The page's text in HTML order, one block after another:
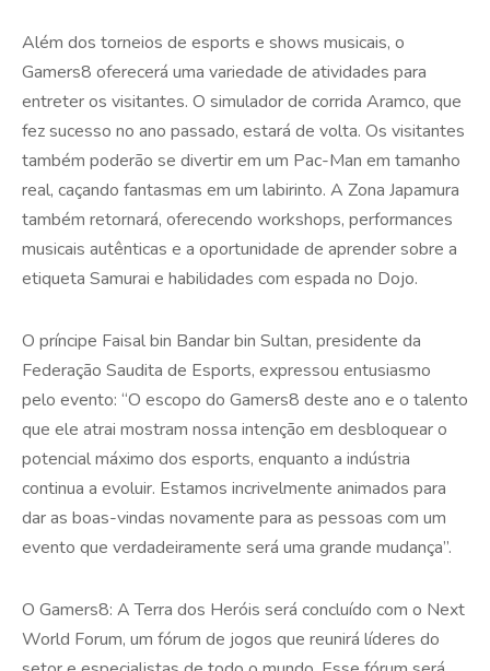
Além dos torneios de esports e shows musicais, o
Gamers8 oferecerá uma variedade de atividades para
entreter os visitantes. O simulador de corrida Aramco, que
fez sucesso no ano passado, estará de volta. Os visitantes
também poderão se divertir em um Pac-Man em tamanho
real, caçando fantasmas em um labirinto. A Zona Japamura
também retornará, oferecendo workshops, performances
musicais autênticas e a oportunidade de aprender sobre a
etiqueta Samurai e habilidades com espada no Dojo.
O príncipe Faisal bin Bandar bin Sultan, presidente da
Federação Saudita de Esports, expressou entusiasmo
pelo evento: “O escopo do Gamers8 deste ano e o talento
que ele atrai mostram nossa intenção em desbloquear o
potencial máximo dos esports, enquanto a indústria
continua a evoluir. Estamos incrivelmente animados para
dar as boas-vindas novamente para as pessoas com um
evento que verdadeiramente será uma grande mudança”.
O Gamers8: A Terra dos Heróis será concluído com o Next
World Forum, um fórum de jogos que reunirá líderes do